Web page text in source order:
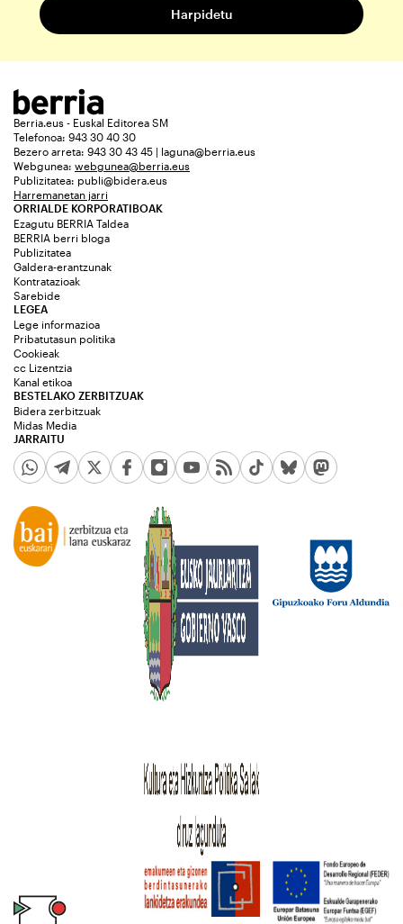
Berria.eus - Euskal Editorea SM
Telefonoa: 943 30 40 30
Bezero arreta: 943 30 43 45 | laguna@berria.eus
Webgunea: webgunea@berria.eus
Publizitatea: publi@bidera.eus
Harremanetan jarri
ORRIALDE KORPORATIBOAK
Ezagutu BERRIA Taldea
BERRIA berri bloga
Publizitatea
Galdera-erantzunak
Kontratazioak
Sarebide
JARRAITU
LEGEA
Lege informazioa
Pribatutasun politika
Cookieak
cc Lizentzia
Kanal etikoa
BESTELAKO ZERBITZUAK
Bidera zerbitzuak
Midas Media